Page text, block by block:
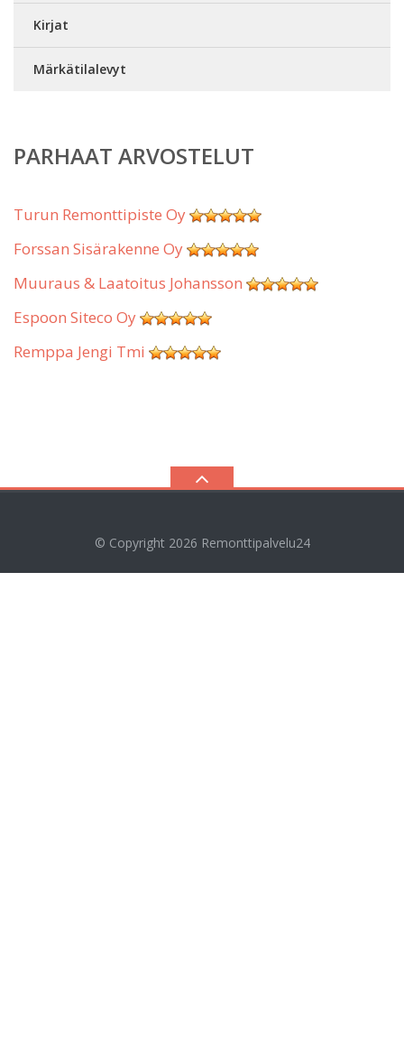
Kirjat
Märkätilalevyt
PARHAAT ARVOSTELUT
Turun Remonttipiste Oy
Forssan Sisärakenne Oy
Muuraus & Laatoitus Johansson
Espoon Siteco Oy
Remppa Jengi Tmi
© Copyright 2026 Remonttipalvelu24